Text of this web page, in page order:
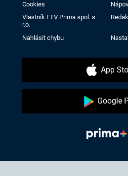
Cookies
Vlastník FTV Prima spol. s
r.o.
Nahlásit chybu
App
Google